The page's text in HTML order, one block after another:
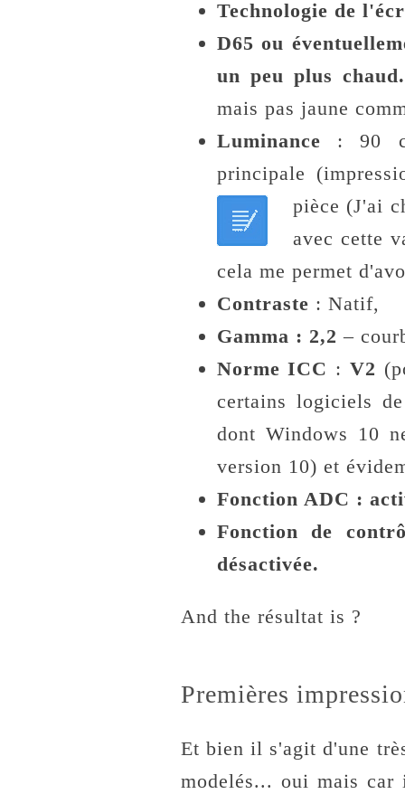
Technologie de
D65 ou
un peu plus chaud.
mais pas jaune
Luminance : 90
principale
pièce (J'ai
avec cette
cela me permet
Contraste : Natif,
Gamma : 2,2–
Norme ICC :V2
certains logiciels
dont Windows 10
version 10) et
Fonction ADC :
Fonction de
désactivée.
And the résultat is ?
Premières
Et bien il s'agit d'une
modelés... oui mais